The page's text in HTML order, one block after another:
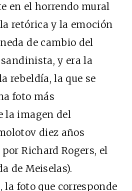
en el horrendo mural
retórica y la emoción
de cambio del
y era la
rebeldía, la que se
foto más
la imagen del
diez años
Richard Rogers, el
de Meiselas).
foto que corresponde